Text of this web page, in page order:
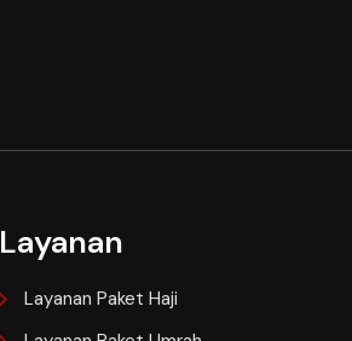
Layanan
Layanan Paket Haji